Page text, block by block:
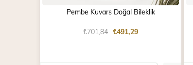
Pembe Kuvars Doğal Bileklik
₺491,29
₺701,84